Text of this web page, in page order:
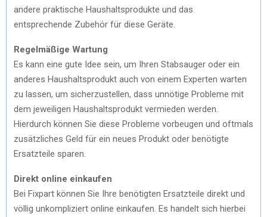
andere praktische Haushaltsprodukte und das
entsprechende Zubehör für diese Geräte.
Regelmäßige Wartung
Es kann eine gute Idee sein, um Ihren Stabsauger oder ein
anderes Haushaltsprodukt auch von einem Experten warten
zu lassen, um sicherzustellen, dass unnötige Probleme mit
dem jeweiligen Haushaltsprodukt vermieden werden.
Hierdurch können Sie diese Probleme vorbeugen und oftmals
zusätzliches Geld für ein neues Produkt oder benötigte
Ersatzteile sparen.
Direkt online einkaufen
Bei Fixpart können Sie Ihre benötigten Ersatzteile direkt und
völlig unkompliziert online einkaufen. Es handelt sich hierbei